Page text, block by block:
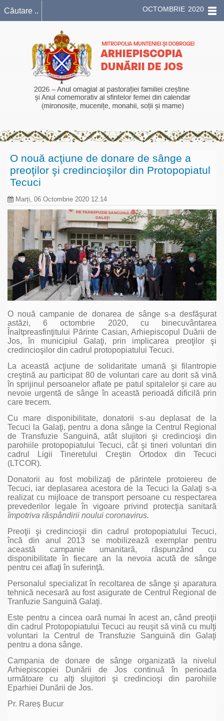
OCTOMBRIE 2020
O nouă acţiune de donare de sânge a
preoţilor şi credincioşilor din Protopopiatul
Tecuci
Marți, 06 Octombrie 2020 12:14
O nouă campanie de donarea de sânge s-a desfăşurat
astăzi, 6 octombrie 2020, cu binecuvântarea
Înaltpreasfinţitului Părinte Casian, Arhiepiscopul Duării de
Jos, în municipiul Galaţi, prin implicarea preoţilor şi
credincioşilor din cadrul protopopiatului Tecuci.
La această acţiune de solidaritate umană şi filantropie
creştină au participat 80 de voluntari care au dorit să vină
în sprijinul persoanelor aflate pe patul spitalelor şi care au
nevoie urgentă de sânge în această perioadă dificilă prin
care trecem.
Cu mare disponibilitate, donatorii s-au deplasat de la
Tecuci la Galaţi, pentru a dona sânge la Centrul Regional
de Transfuzie Sanguină, atât slujitori şi credincioşi din
parohiile protopopiatului Tecuci, cât şi tineri voluntari din
cadrul Ligii Tineretului Creştin Ortodox din Tecuci
(LTCOR).
Donatorii au fost mobilizaţi de părintele protoiereu de
Tecuci, iar deplasarea acestora de la Tecuci la Galaţi s-a
realizat cu mijloace de transport persoane cu respectarea
prevederilor legale în vigoare privind protecţia sanitară
împotriva răspândirii noului coronavirus.
Preoţii şi credincioşii din cadrul protopopiatului Tecuci,
încă din anul 2013 se mobilizează exemplar pentru
această campanie umanitară, răspunzând cu
disponibilitate în fiecare an la nevoia acută de sânge
pentru cei aflaţi în suferinţă.
Personalul specializat în recoltarea de sânge şi aparatura
tehnică necesară au fost asigurate de Centrul Regional de
Tranfuzie Sanguină Galaţi.
Este pentru a cincea oară numai în acest an, când preoţii
din cadrul Protopopiatului Tecuci au reuşit să vină cu mulţi
voluntari la Centrul de Transfuzie Sanguină din Galaţi
pentru a dona sânge.
Campania de donare de sânge organizată la nivelul
Arhiepiscopiei Dunării de Jos continuă în perioada
următoare cu alţi slujitori şi credincioşi din parohiile
Eparhiei Dunării de Jos.
Pr. Rareș Bucur